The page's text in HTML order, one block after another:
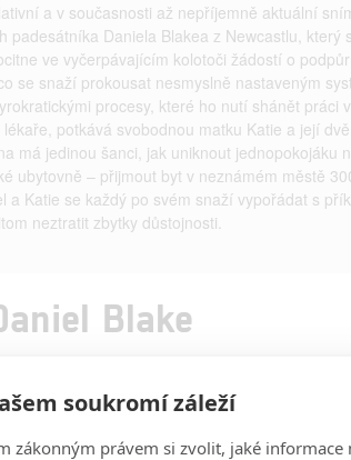
a v současnosti až nepříjemně aktuální
padesátníka Daniela Blakea z Newcastlu, který
ve vyčerpávajícím kolotoči žádostí o
se snaží prokousat nesmyslně nastaveným
procesy, které ho nutí shánět práci
potkává svobodnou matku Katie a její
má jedinou šanci, jak uniknout jednopokojáku
ubytovně – přijmout byt v neznámém městě
a Katie se každý po svém snaží vypořádat s
neztratit zbytky důstojnosti.
Blake
Blake -
17.06.2016
I, Daniel
soukromí záleží
zákonným právem si zvolit, jaké